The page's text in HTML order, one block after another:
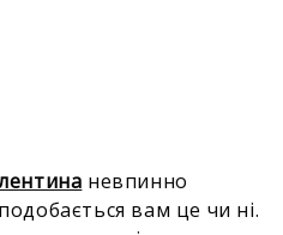
невпинно
вам це чи ні.